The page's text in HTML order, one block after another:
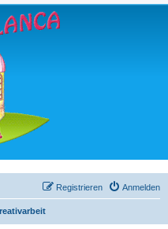
Anmelden
Registrieren